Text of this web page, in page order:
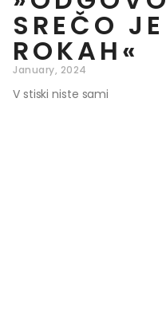
SREČO
ROKAH«
January, 2024
V stiski niste sami